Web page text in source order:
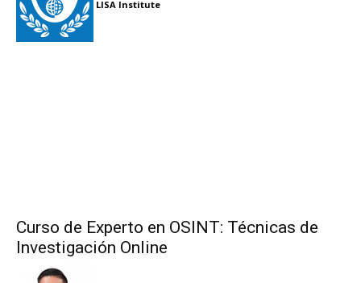
LISA Institute
Curso de Experto en OSINT: Técnicas de
Investigación Online